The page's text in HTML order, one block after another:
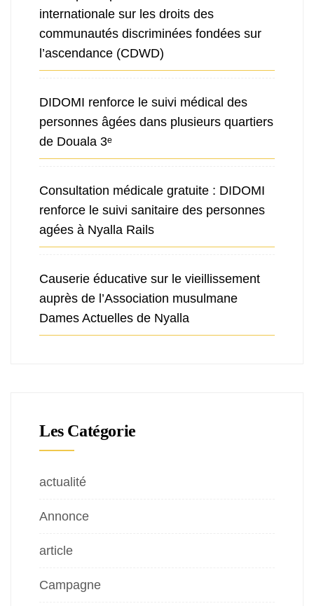
internationale sur les droits des
communautés discriminées fondées sur
l’ascendance (CDWD)
DIDOMI renforce le suivi médical des
personnes âgées dans plusieurs quartiers
de Douala 3ᵉ
Consultation médicale gratuite : DIDOMI
renforce le suivi sanitaire des personnes
agées à Nyalla Rails
Causerie éducative sur le vieillissement
auprès de l’Association musulmane
Dames Actuelles de Nyalla
Les Catégorie
actualité
Annonce
article
Campagne